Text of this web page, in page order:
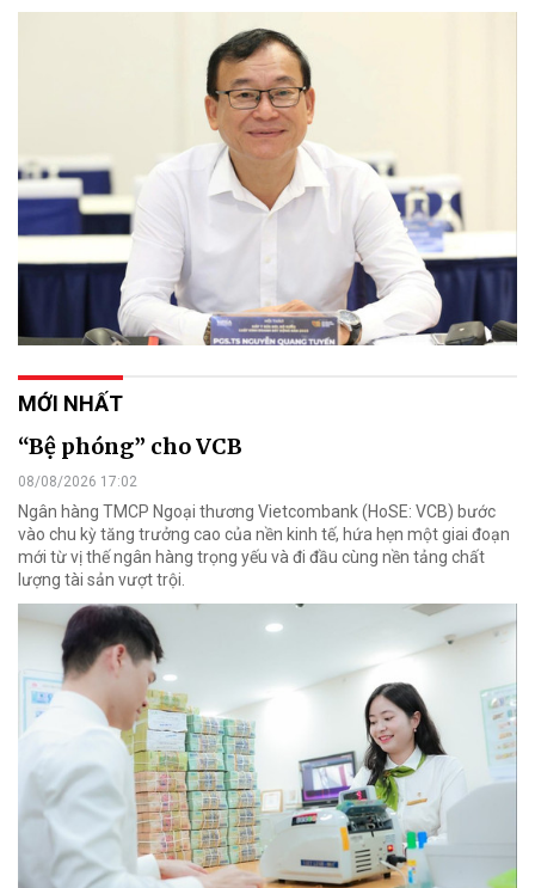
MỚI NHẤT
“Bệ phóng” cho VCB
08/08/2026 17:02
Ngân hàng TMCP Ngoại thương Vietcombank (HoSE: VCB) bước
vào chu kỳ tăng trưởng cao của nền kinh tế, hứa hẹn một giai đoạn
mới từ vị thế ngân hàng trọng yếu và đi đầu cùng nền tảng chất
lượng tài sản vượt trội.